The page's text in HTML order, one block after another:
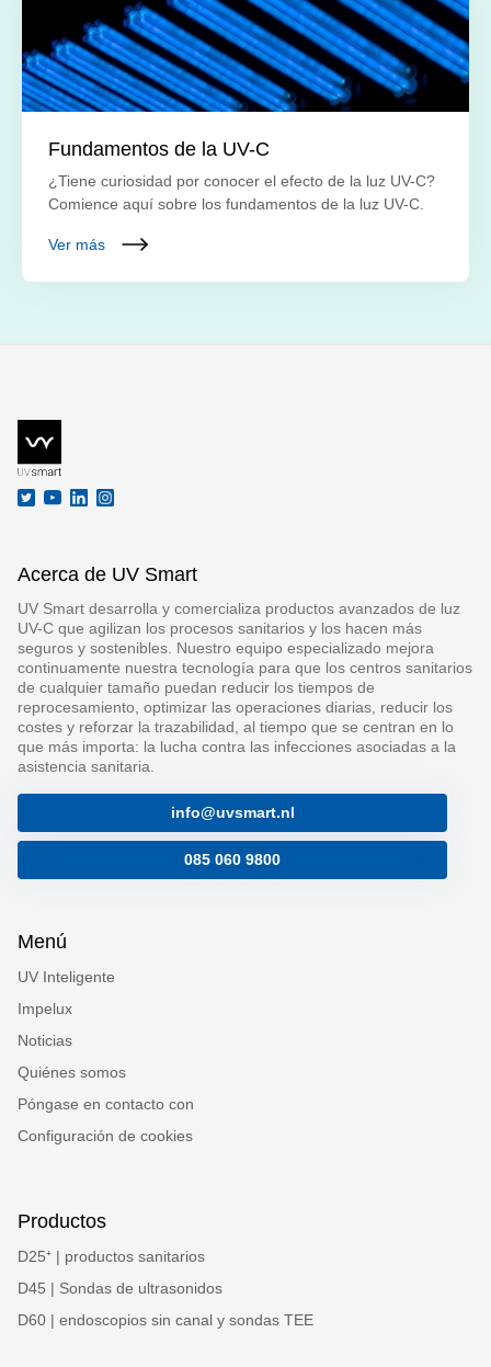
Fundamentos de la UV-C
¿Tiene curiosidad por conocer el efecto de la luz UV-C?
Comience aquí sobre los fundamentos de la luz UV-C.
Ver más
Acerca de UV Smart
UV Smart desarrolla y comercializa productos avanzados de luz
UV-C que agilizan los procesos sanitarios y los hacen más
seguros y sostenibles. Nuestro equipo especializado mejora
continuamente nuestra tecnología para que los centros sanitarios
de cualquier tamaño puedan reducir los tiempos de
reprocesamiento, optimizar las operaciones diarias, reducir los
costes y reforzar la trazabilidad, al tiempo que se centran en lo
que más importa: la lucha contra las infecciones asociadas a la
asistencia sanitaria.
info@uvsmart.nl
085 060 9800
Menú
UV Inteligente
Impelux
Noticias
Quiénes somos
Póngase en contacto con
Configuración de cookies
Productos
D25⁺ | productos sanitarios
D45 | Sondas de ultrasonidos
D60 | endoscopios sin canal y sondas TEE